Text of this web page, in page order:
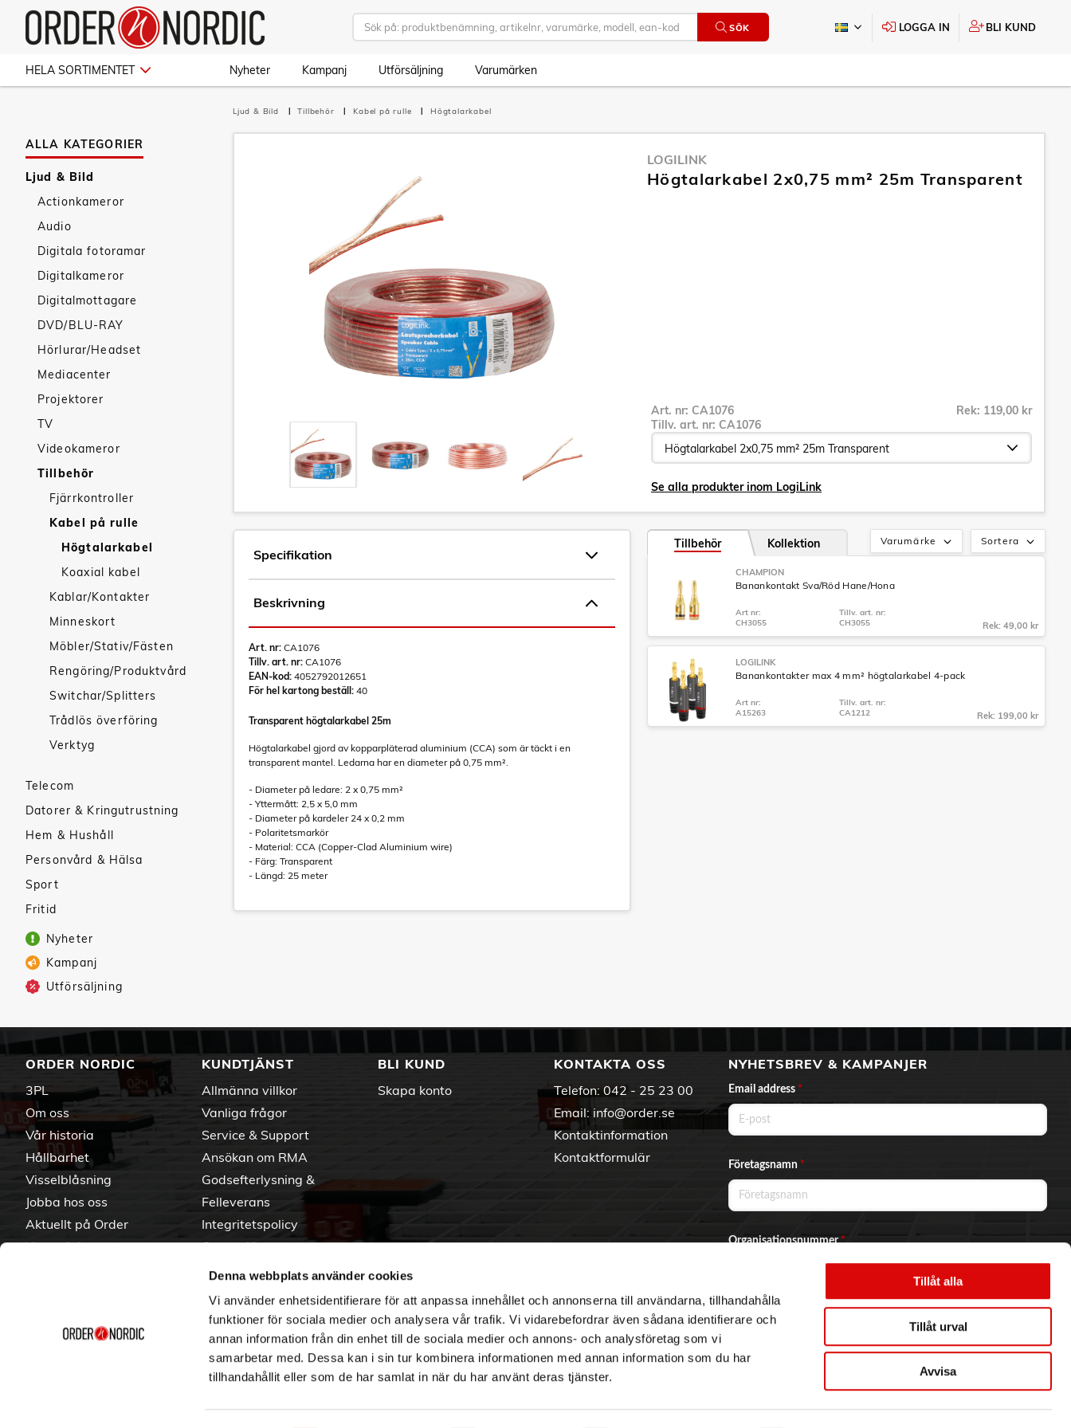
Denna webbplats använder cookies
Vi använder enhetsidentifierare för att anpassa innehållet och annonserna till användarna, tillhandahålla
funktioner för sociala medier och analysera vår trafik. Vi vidarebefordrar även sådana identifierare och
annan information från din enhet till de sociala medier och annons- och analysföretag som vi
samarbetar med. Dessa kan i sin tur kombinera informationen med annan information som du har
tillhandahållit eller som de har samlat in när du har använt deras tjänster.
Tillåt alla
Tillåt urval
Avvisa
SÖK LOGGA IN BLI KUND
HELA SORTIMENTET Nyheter Kampanj Utförsäljning Varumärken
ALLA KATEGORIER
Ljud & Bild
Actionkameror
Audio
Digitala fotoramar
Digitalkameror
Digitalmottagare
DVD/BLU-RAY
Hörlurar/Headset
Mediacenter
Projektorer
TV
Videokameror
Tillbehör
Fjärrkontroller
Kabel på rulle
Högtalarkabel
Koaxial kabel
Kablar/Kontakter
Minneskort
Möbler/Stativ/Fästen
Rengöring/Produktvård
Switchar/Splitters
Trådlös överföring
Verktyg
Telecom
Datorer & Kringutrustning
Hem & Hushåll
Personvård & Hälsa
Sport
Fritid
Nyheter
Kampanj
Utförsäljning
Ljud & Bild Tillbehör Kabel på rulle Högtalarkabel
LOGILINK
Högtalarkabel 2x0,75 mm² 25m Transparent
Art. nr: CA1076
Tillv. art. nr: CA1076
Rek: 119,00 kr
Se alla produkter inom LogiLink
Specifikation
Beskrivning
Art. nr: CA1076
Tillv. art. nr: CA1076
EAN-kod: 4052792012651
För hel kartong beställ: 40
Transparent högtalarkabel 25m
Högtalarkabel gjord av kopparpläterad aluminium (CCA) som är täckt i en
transparent mantel. Ledarna har en diameter på 0,75 mm².
- Diameter på ledare: 2 x 0,75 mm²
- Yttermått: 2,5 x 5,0 mm
- Diameter på kardeler 24 x 0,2 mm
- Polaritetsmarkör
- Material: CCA (Copper-Clad Aluminium wire)
- Färg: Transparent
- Längd: 25 meter
Sortera
Varumärke
Tillbehör Kollektion
CHAMPION
Banankontakt Sva/Röd Hane/Hona
Art nr:
CH3055
Tillv. art. nr:
CH3055
Rek: 49,00 kr
LOGILINK
Banankontakter max 4 mm² högtalarkabel 4-pack
Art nr:
A15263
Tillv. art. nr:
CA1212
Rek: 199,00 kr
ORDER NORDIC
3PL
Om oss
Vår historia
Hållbarhet
Visselblåsning
Jobba hos oss
Aktuellt på Order
Varumärken
KUNDTJÄNST
Allmänna villkor
Vanliga frågor
Service & Support
Ansökan om RMA
Godsefterlysning &
Felleverans
Integritetspolicy
Om cookies
BLI KUND
Skapa konto
KONTAKTA OSS
Telefon: 042 - 25 23 00
Email: info@order.se
Kontaktinformation
Kontaktformulär
NYHETSBREV & KAMPANJER
Email address *
Företagsnamn *
Organisationsnummer*
Ja, jag vill prenumerera på nyhetsbrevet.